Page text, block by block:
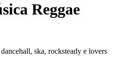
Reggae
ska, rocksteady e lovers